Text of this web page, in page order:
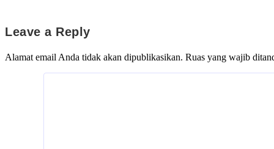
Leave a Reply
Alamat email Anda tidak akan dipublikasikan. Ruas yang wajib